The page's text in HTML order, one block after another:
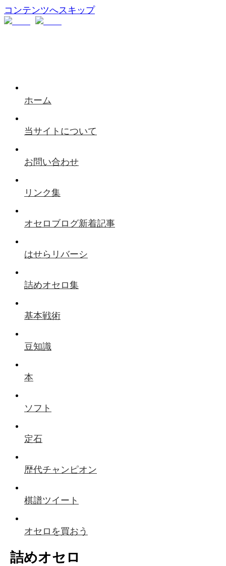
コンテンツへスキップ
ホーム
当サイトについて
お問い合わせ
リンク集
オセロブログ新着記事
はせらリバーシ
詰めオセロ集
基本戦術
豆知識
本
ソフト
定石
歴代チャンピオン
棋譜ツイート
オセロを買おう
詰めオセロ